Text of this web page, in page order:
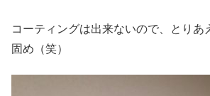
コーティングは出来ないので、とりあ
固め（笑）